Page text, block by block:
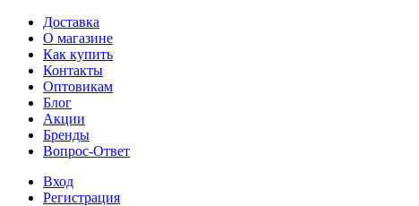
Доставка
О магазине
Как купить
Контакты
Оптовикам
Блог
Акции
Бренды
Вопрос-Ответ
Вход
Регистрация